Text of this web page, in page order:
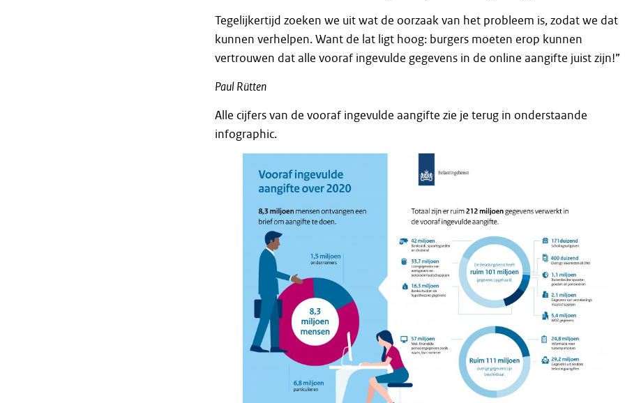
Tegelijkertijd zoeken we uit wat de oorzaak van het probleem is, zodat we dat
kunnen verhelpen. Want de lat ligt hoog: burgers moeten erop kunnen
vertrouwen dat alle vooraf ingevulde gegevens in de online aangifte juist zijn!”
Paul Rütten
Alle cijfers van de vooraf ingevulde aangifte zie je terug in onderstaande
infographic.